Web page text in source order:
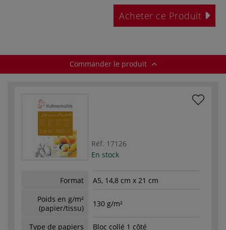
Acheter ce Produit
Commander le produit
Réf. 17126
En stock
Format
A5, 14,8 cm x 21 cm
Poids en g/m²
(papier/tissu)
130 g/m²
Type de papiers Bloc collé 1 côté